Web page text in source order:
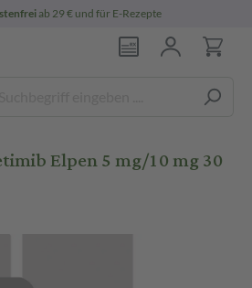
ab 29 € und für E-Rezepte
Elpen 5 mg/10 mg 30